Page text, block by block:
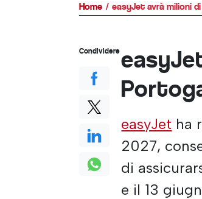
Home easyJet avrà milioni
easyJet ha
2027,
di
e il 13
Condividere